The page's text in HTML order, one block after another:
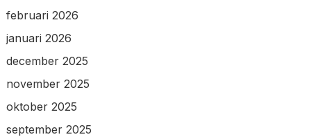
februari 2026
januari 2026
december 2025
november 2025
oktober 2025
september 2025